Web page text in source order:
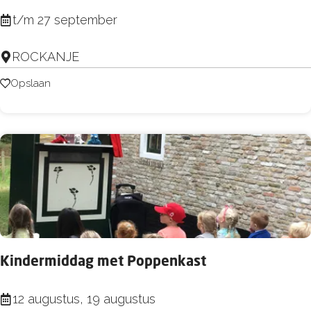
T
n
t
n
s
t
e
l
i
n
t/m 27 september
ROCKANJE
Opslaan
Opslaan
Kindermiddag met Poppenkast
K 12 augustus, 19 augustus